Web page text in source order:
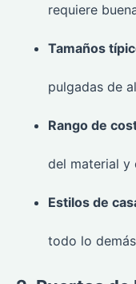
requiere
Tamaños
pulgadas de
Rango de
del material y
Estilos de
todo lo